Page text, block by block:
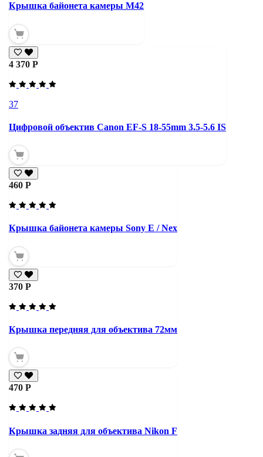
Крышка байонета камеры М42
4 370 Р
37
Цифровой объектив Canon EF-S 18-55mm 3.5-5.6 IS
460 Р
Крышка байонета камеры Sony E / Nex
370 Р
Крышка передняя для объектива 72мм
470 Р
Крышка задняя для объектива Nikon F